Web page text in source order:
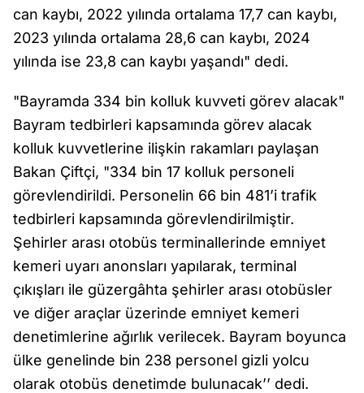
can kaybı, 2022 yılında ortalama 17,7 can kaybı,
2023 yılında ortalama 28,6 can kaybı, 2024
yılında ise 23,8 can kaybı yaşandı" dedi.
"Bayramda 334 bin kolluk kuvveti görev alacak"
Bayram tedbirleri kapsamında görev alacak
kolluk kuvvetlerine ilişkin rakamları paylaşan
Bakan Çiftçi, "334 bin 17 kolluk personeli
görevlendirildi. Personelin 66 bin 481’i trafik
tedbirleri kapsamında görevlendirilmiştir.
Şehirler arası otobüs terminallerinde emniyet
kemeri uyarı anonsları yapılarak, terminal
çıkışları ile güzergâhta şehirler arası otobüsler
ve diğer araçlar üzerinde emniyet kemeri
denetimlerine ağırlık verilecek. Bayram boyunca
ülke genelinde bin 238 personel gizli yolcu
olarak otobüs denetimde bulunacak’’ dedi.